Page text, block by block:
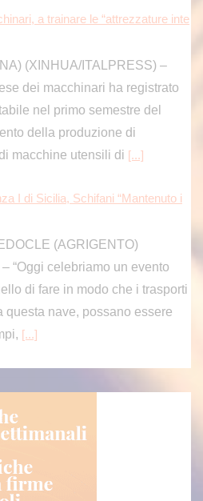
a trainare le “attrezzature inte
(XINHUA/ITALPRESS) –
dei macchinari ha registrato
nel primo semestre del
della produzione di
macchine utensili di [...]
I di Sicilia, Schifani “Mantenuto i
(AGRIGENTO)
“Oggi celebriamo un evento
di fare in modo che i trasporti
nave, possano essere
[...]